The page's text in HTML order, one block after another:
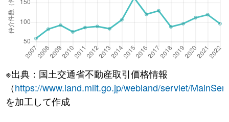
※出典：国土交通省不動産取引価格情報
（https://www.land.mlit.go.jp/webland/servlet/
を加工して作成